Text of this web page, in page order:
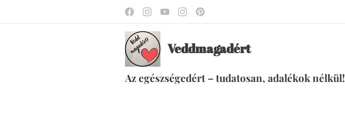
Veddmagadért
Az egészségedért – tudatosan, adalékok nélkül!